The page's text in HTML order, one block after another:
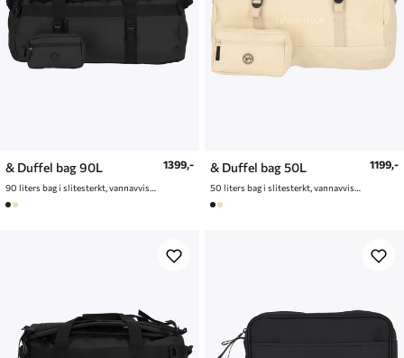
& Duffel bag 90L
90 liters bag i slitesterkt, vannavvisende materiale
1399,- & Duffel bag 50L
50 liters bag i slitesterkt, vannavvisende materiale
1199,-